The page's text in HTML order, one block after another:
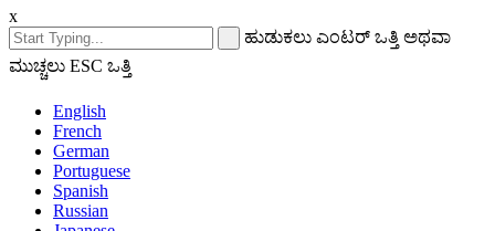
x
ಹುಡುಕಲು ಎಂಟರ್ ಒತ್ತಿ ಅಥವಾ
ಮುಚ್ಚಲು ESC ಒತ್ತಿ
English
French
German
Portuguese
Spanish
Russian